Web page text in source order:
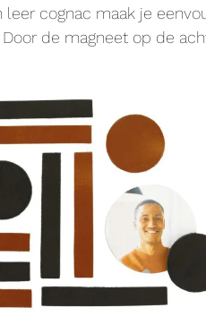
cognac maak je
de magneet op de